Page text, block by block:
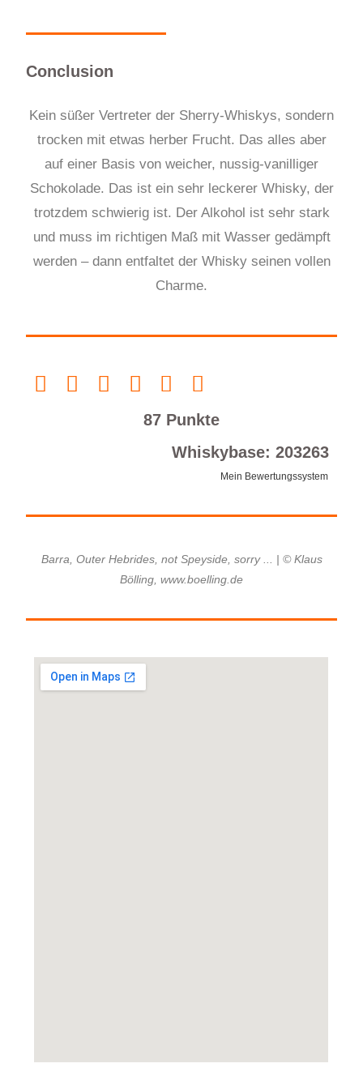
Conclusion
Kein süßer Vertreter der Sherry-Whiskys, sondern
trocken mit etwas herber Frucht. Das alles aber
auf einer Basis von weicher, nussig-vanilliger
Schokolade. Das ist ein sehr leckerer Whisky, der
trotzdem schwierig ist. Der Alkohol ist sehr stark
und muss im richtigen Maß mit Wasser gedämpft
werden – dann entfaltet der Whisky seinen vollen
Charme.
87 Punkte
Whiskybase: 203263
Mein Bewertungssystem
Barra, Outer Hebrides, not Speyside, sorry ... | © Klaus
Bölling, www.boelling.de